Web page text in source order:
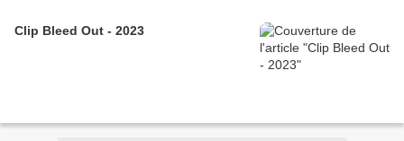
Clip Bleed Out - 2023